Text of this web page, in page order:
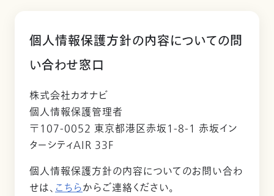
個人情報保護方針の内容についての問
い合わせ窓口
株式会社カオナビ
個人情報保護管理者
〒107-0052 東京都港区赤坂1-8-1 赤坂イン
ターシティAIR 33F
個人情報保護方針の内容についてのお問い合わ
せは、こちらからご連絡ください。